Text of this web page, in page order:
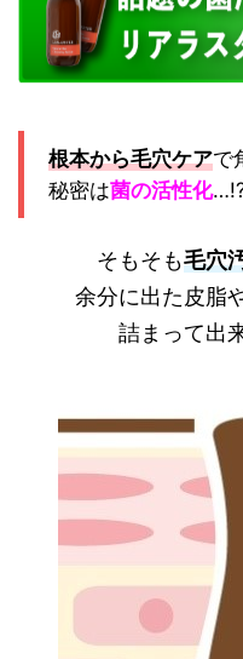
根本から毛穴ケアで
秘密は菌の活性化
そもそも毛穴
余分に出た皮脂
詰まって出